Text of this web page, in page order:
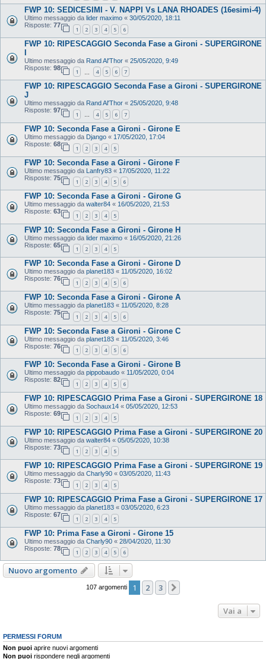
FWP 10: SEDICESIMI - V. NAPPI Vs LANA RHOADES (16esimi-4)
Ultimo messaggio da lider maximo « 30/05/2020, 18:11
Risposte: 77
1 2 3 4 5 6
FWP 10: RIPESCAGGIO Seconda Fase a Gironi - SUPERGIRONE
I
Ultimo messaggio da Rand Al'Thor « 25/05/2020, 9:49
Risposte: 98
1 4 5 6 7
FWP 10: RIPESCAGGIO Seconda Fase a Gironi - SUPERGIRONE
J
Ultimo messaggio da Rand Al'Thor « 25/05/2020, 9:48
Risposte: 97
1 … 4 5 6 7
FWP 10: Seconda Fase a Gironi - Girone E
Ultimo messaggio da Django « 17/05/2020, 17:04
Risposte: 68
1 2 3 4 5
FWP 10: Seconda Fase a Gironi - Girone F
Ultimo messaggio da Lanfry83 « 17/05/2020, 11:22
Risposte: 75
1 2 3 4 5 6
FWP 10: Seconda Fase a Gironi - Girone G
Ultimo messaggio da walter84 « 16/05/2020, 21:53
Risposte: 63
1 2 3 4 5
FWP 10: Seconda Fase a Gironi - Girone H
Ultimo messaggio da lider maximo « 16/05/2020, 21:26
Risposte: 65
1 2 3 4 5
FWP 10: Seconda Fase a Gironi - Girone D
Ultimo messaggio da planet183 « 11/05/2020, 16:02
Risposte: 76
1 2 3 4 5 6
FWP 10: Seconda Fase a Gironi - Girone A
Ultimo messaggio da planet183 « 11/05/2020, 8:28
Risposte: 75
1 2 3 4 5 6
FWP 10: Seconda Fase a Gironi - Girone C
Ultimo messaggio da planet183 « 11/05/2020, 3:46
Risposte: 76
1 2 3 4 5 6
FWP 10: Seconda Fase a Gironi - Girone B
Ultimo messaggio da pippobaudo « 11/05/2020, 0:04
Risposte: 82
1 2 3 4 5 6
FWP 10: RIPESCAGGIO Prima Fase a Gironi - SUPERGIRONE 18
Ultimo messaggio da Sochaux14 « 05/05/2020, 12:53
Risposte: 69
1 2 3 4 5
FWP 10: RIPESCAGGIO Prima Fase a Gironi - SUPERGIRONE 20
Ultimo messaggio da walter84 « 05/05/2020, 10:38
Risposte: 73
1 2 3 4 5
FWP 10: RIPESCAGGIO Prima Fase a Gironi - SUPERGIRONE 19
Ultimo messaggio da Charly90 « 03/05/2020, 11:43
Risposte: 73
1 2 3 4 5
FWP 10: RIPESCAGGIO Prima Fase a Gironi - SUPERGIRONE 17
Ultimo messaggio da planet183 « 03/05/2020, 6:23
Risposte: 67
1 2 3 4 5
FWP 10: Prima Fase a Gironi - Girone 15
Ultimo messaggio da Charly90 « 28/04/2020, 11:30
Risposte: 78
1 2 3 4 5 6
Nuovo argomento
107 argomenti 1 2 3
Vai a
PERMESSI FORUM
Non puoi aprire nuovi argomenti
Non puoi rispondere negli argomenti